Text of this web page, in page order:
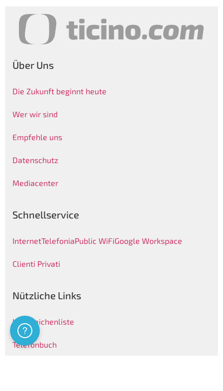
Über Uns
Die Zukunft beginnt heute
Wer wir sind
Empfehle uns
Datenschutz
Mediacenter
Schnellservice
InternetTelefoniaPublic WiFiGoogle Workspace
Clienti Privati
Nützliche Links
Kennzeichenliste
Telefonbuch